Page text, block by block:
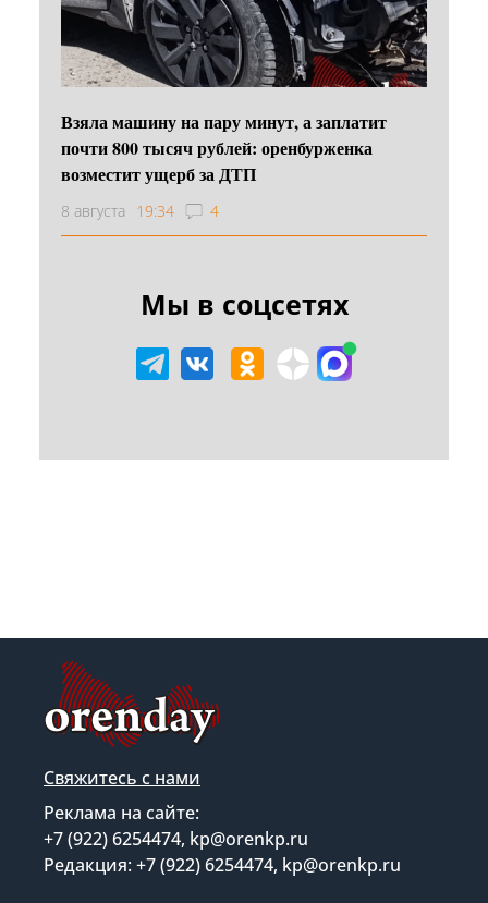
Взяла машину на пару минут, а заплатит
почти 800 тысяч рублей: оренбурженка
возместит ущерб за ДТП
8 августа 19:34 4
Мы в соцсетях
Свяжитесь с нами
Реклама на сайте:
+7 (922) 6254474, kp@orenkp.ru
Редакция: +7 (922) 6254474, kp@orenkp.ru